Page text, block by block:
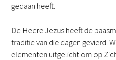
gedaan heeft.
De Heere Jezus heeft de
traditie van die dagen gevierd.
elementen uitgelicht om op